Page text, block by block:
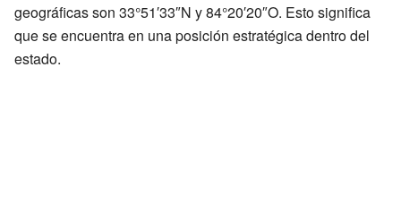
geográficas son 33°51′33″N y 84°20′20″O. Esto significa
que se encuentra en una posición estratégica dentro del
estado.